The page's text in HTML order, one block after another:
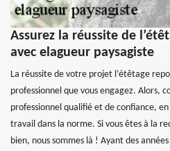
Assurez la réussite de
avec elagueur paysagiste
La réussite de votre projet l’étêtage
professionnel que vous engagez. Alors,
professionnel qualifié et de confiance,
travail dans la norme. Si vous êtes à la
bien, nous sommes là ! Ayant des